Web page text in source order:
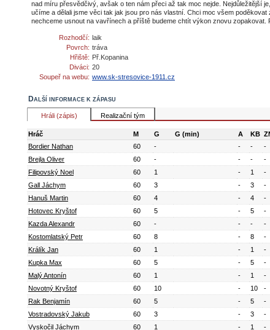
nad míru přesvědčivý, avšak o ten nám přeci až tak moc nejde. Nejdůležitější
učíme a dělali jsme věci tak jak jsou pro nás vlastní. Chci moc všem
nechceme usnout na vavřínech a příště budeme chtít výkon znovu zopakovat.
Rozhodčí: laik
Povrch: tráva
Hřiště: Př.Kopanina
Diváci: 20
Soupeř na webu: www.sk-stresovice-1911.cz
Další informace k zápasu
Hráli (zápis) Realizační tým
Hráč M G G (min) A KB
Bordier Nathan
60 - - -
-
Brejla Oliver
60 - - -
-
Filipovský Noel
60 1 - 1
-
Gall Jáchym
60 3 - 3
-
Hanuš Martin
60 4 - 4
-
Hotovec Kryštof
60 5 - 5
-
Kazda Alexandr
60 - - -
-
Kostomlatský Petr
60 8 - 8
-
Králík Jan
60 1 - 1
-
Kupka Max
60 5 - 5
-
Malý Antonín
60 1 - 1
-
Novotný Kryštof
60 10 - 10
-
Rak Benjamín
60 5 - 5
-
Vostradovský Jakub
60 3 - 3
-
Vyskočil Jáchym
60 1 - 1 -